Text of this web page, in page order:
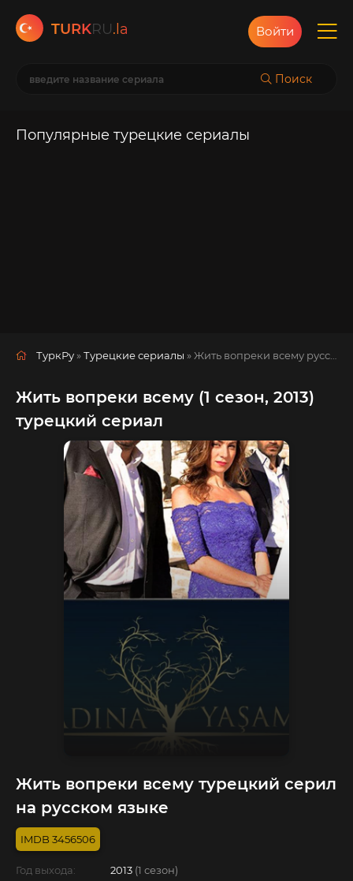
TURKRU.la
Поиск
Войти
Популярные турецкие сериалы
ТуркРу »Турецкие сериалы » Жить вопреки всему русская озвучка смотреть полностью онлайн!
Жить вопреки всему (1 сезон, 2013)
турецкий сериал
Жить вопреки всему турецкий серил
на русском языке
3456506
Год выхода: 2013 (1 сезон)